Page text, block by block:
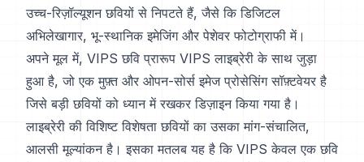
उच्च-रिज़ॉल्यूशन छवियों से निपटते हैं, जैसे कि डिजिटल
अभिलेखागार, भू-स्थानिक इमेजिंग और पेशेवर फोटोग्राफी में।
अपने मूल में, VIPS छवि प्रारूप VIPS लाइब्रेरी के साथ जुड़ा
हुआ है, जो एक मुफ़्त और ओपन-सोर्स इमेज प्रोसेसिंग सॉफ़्टवेयर है
जिसे बड़ी छवियों को ध्यान में रखकर डिज़ाइन किया गया है।
लाइब्रेरी की विशिष्ट विशेषता छवियों का उसका मांग-संचालित,
आलसी मूल्यांकन है। इसका मतलब यह है कि VIPS केवल एक छवि